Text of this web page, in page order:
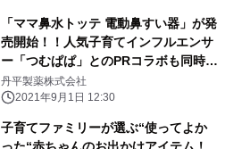
「ママ鼻水トッテ 電動鼻すい器」が発
売開始！！人気子育てインフルエンサ
ー「つむぱぱ」とのPRコラボも同時に
展開！
丹平製薬株式会社
2021年9月1日 12:30
子育てファミリーが選ぶ“使ってよか